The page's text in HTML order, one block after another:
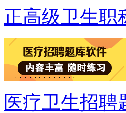
正高级卫生职
医疗卫生招聘